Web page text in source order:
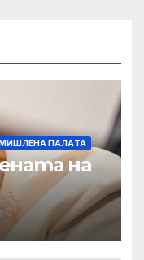
ПАЛAТА
на
беглец